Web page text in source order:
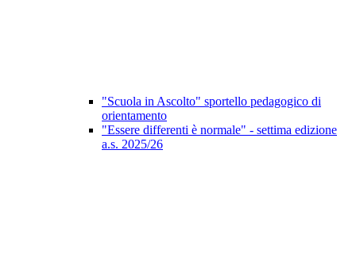
"Scuola in Ascolto" sportello pedagogico di
orientamento
"Essere differenti è normale" - settima edizione
a.s. 2025/26